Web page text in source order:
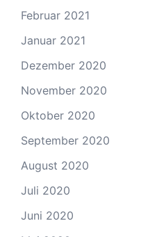
Februar 2021
Januar 2021
Dezember 2020
November 2020
Oktober 2020
September 2020
August 2020
Juli 2020
Juni 2020